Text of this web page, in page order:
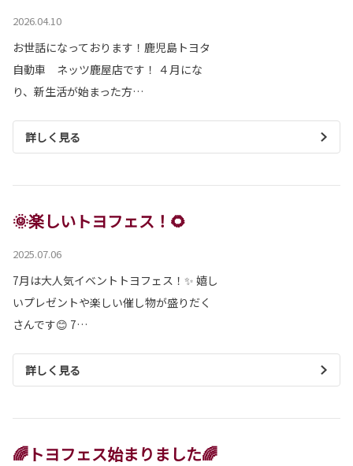
2026.04.10
お世話になっております！鹿児島トヨタ
自動車 ネッツ鹿屋店です！ ４月にな
り、新生活が始まった方…
詳しく見る
🌞楽しいトヨフェス！🌻
2025.07.06
7月は大人気イベントトヨフェス！✨ 嬉し
いプレゼントや楽しい催し物が盛りだく
さんです😊 7…
詳しく見る
🌈トヨフェス始まりました🌈